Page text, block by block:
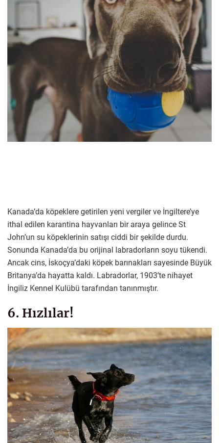
Kanada’da köpeklere getirilen yeni vergiler ve İngiltere’ye
ithal edilen karantina hayvanları bir araya gelince St
John’un su köpeklerinin satışı ciddi bir şekilde durdu.
Sonunda Kanada’da bu orijinal labradorların soyu tükendi.
Ancak cins, İskoçya’daki köpek barınakları sayesinde Büyük
Britanya’da hayatta kaldı. Labradorlar, 1903’te nihayet
İngiliz Kennel Kulübü tarafından tanınmıştır.
6. Hızlılar!